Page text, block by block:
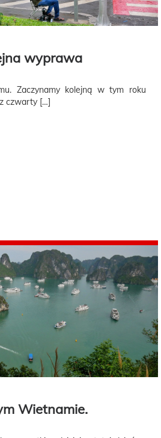
wyprawa
Zaczynamy kolejną w tym roku
czwarty […]
Wietnamie.